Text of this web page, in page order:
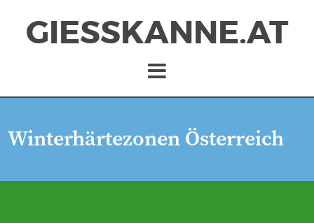
GIESSKANNE.AT
Winterhärtezonen Österreich